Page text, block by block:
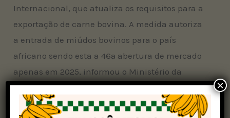
Internacional, que atualiza os requisitos para a
exportação de carne bovina. A medida autoriza
a entrada de miúdos bovinos para o país
africano sendo esta a 46ª abertura de mercado
apenas em 2025, informou o Ministério da
Agricultura e Pecuária (Mapa).
De acordo com o Mapa, o Marrocos representa
×